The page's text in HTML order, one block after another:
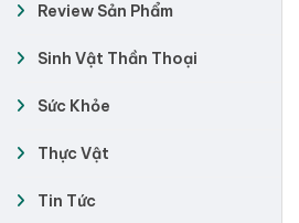
Review Sản Phẩm
Sinh Vật Thần Thoại
Sức Khỏe
Thực Vật
Tin Tức